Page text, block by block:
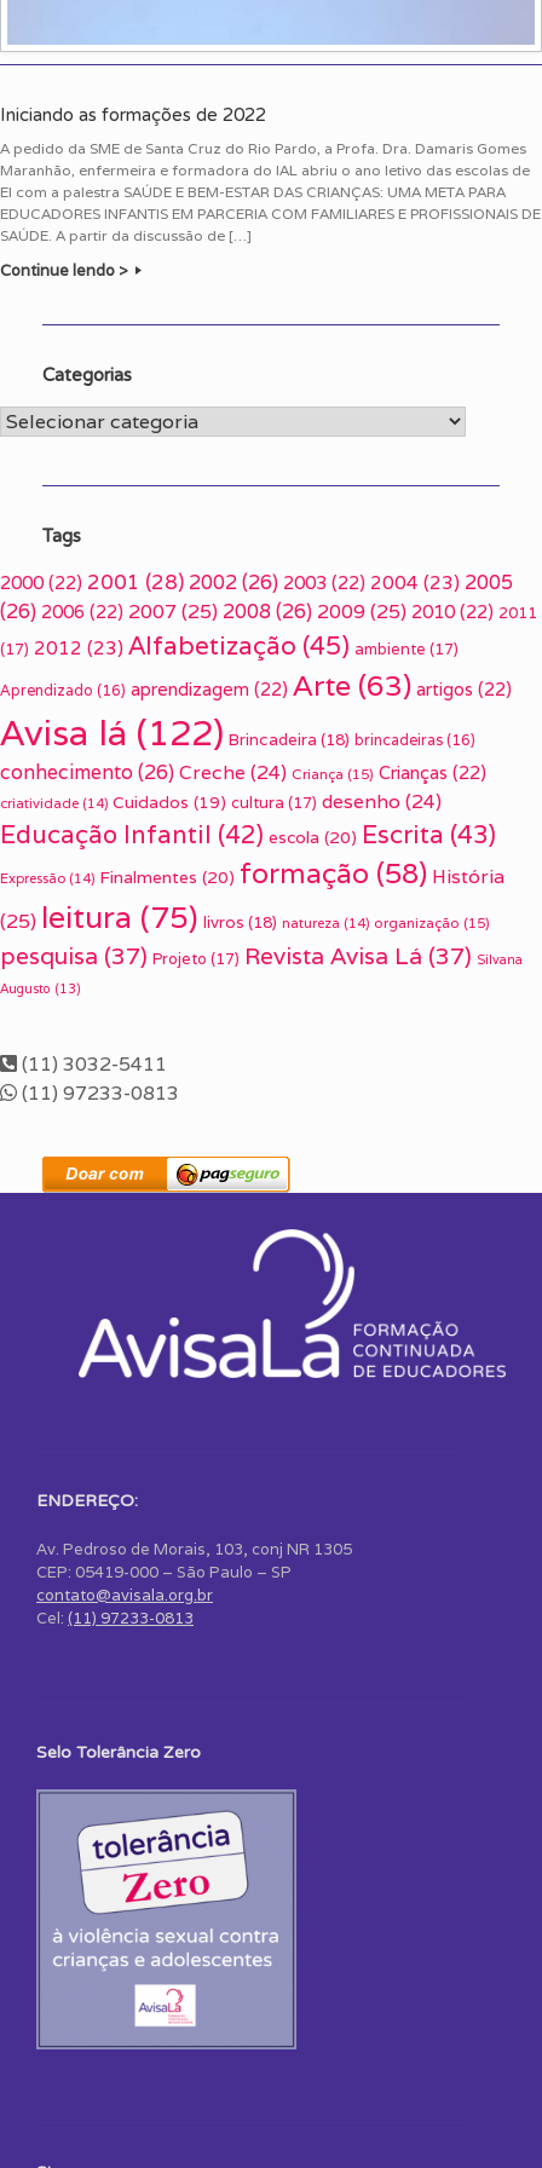
Iniciando as formações de 2022
A pedido da SME de Santa Cruz do Rio Pardo, a Profa. Dra. Damaris Gomes
Maranhão, enfermeira e formadora do IAL abriu o ano letivo das escolas de
EI com a palestra SAÚDE E BEM-ESTAR DAS CRIANÇAS: UMA META PARA
EDUCADORES INFANTIS EM PARCERIA COM FAMILIARES E PROFISSIONAIS DE
SAÚDE. A partir da discussão de […]
Continue lendo >
Categorias
Categorias
Tags
2000 (22) 2001 (28) 2002(26) 2003 (22) 2004 (23) 2005
(26) 2006 (22) 2007 (25) 2008(26) 2009(25) 2010 (22) 2011
(17) 2012 (23) Alfabetização (45) ambiente (17)
Aprendizado (16) aprendizagem (22) Arte (63) artigos (22)
Avisa lá (122) Brincadeira (18) brincadeiras (16)
conhecimento(26) Creche (24) Criança (15) Crianças (22)
criatividade (14) Cuidados (19) cultura (17) desenho (24)
Educação Infantil (42) escola (20) Escrita (43)
Expressão (14) Finalmentes (20) formação (58) História
(25) leitura (75) livros (18) natureza (14) organização (15)
pesquisa (37) Projeto (17) Revista Avisa Lá (37) Silvana
Augusto (13)
(11) 3032-5411
(11) 97233-0813
ENDEREÇO:
Av. Pedroso de Morais, 103, conj NR 1305
CEP: 05419-000 – São Paulo – SP
contato@avisala.org.br
Cel: (11) 97233-0813
Selo Tolerância Zero